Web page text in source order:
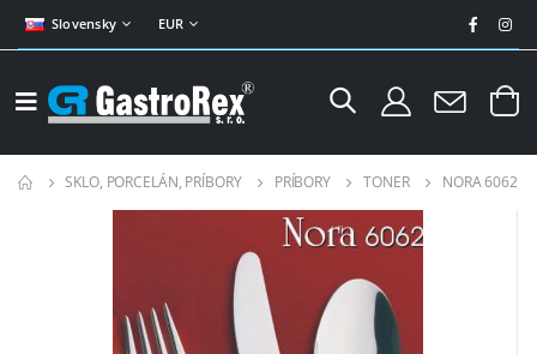
Slovensky EUR
SKLO, PORCELÁN, PRÍBORY PRÍBORY TONER NORA 6062